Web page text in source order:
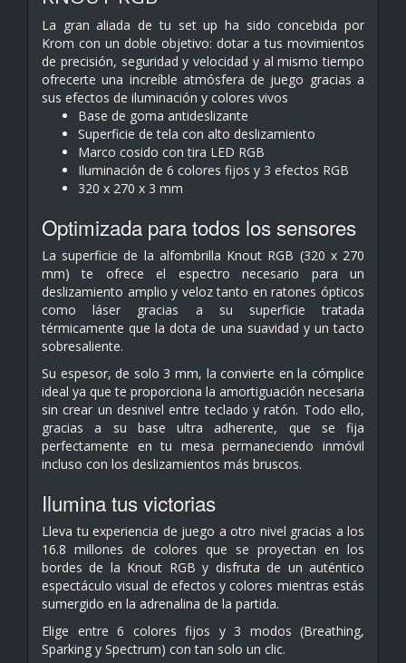
La gran aliada de tu set up ha sido concebida por
Krom con un doble objetivo: dotar a tus movimientos
de precisión, seguridad y velocidad y al mismo tiempo
ofrecerte una increíble atmósfera de juego gracias a
sus efectos de iluminación y colores vivos
Base de goma antideslizante
Superficie de tela con alto deslizamiento
Marco cosido con tira LED RGB
Iluminación de 6 colores fijos y 3 efectos RGB
320 x 270 x 3 mm
Optimizada para todos los sensores
La superficie de la alfombrilla Knout RGB (320 x 270
mm) te ofrece el espectro necesario para un
deslizamiento amplio y veloz tanto en ratones ópticos
como láser gracias a su superficie tratada
térmicamente que la dota de una suavidad y un tacto
sobresaliente.
Su espesor, de solo 3 mm, la convierte en la cómplice
ideal ya que te proporciona la amortiguación necesaria
sin crear un desnivel entre teclado y ratón. Todo ello,
gracias a su base ultra adherente, que se fija
perfectamente en tu mesa permaneciendo inmóvil
incluso con los deslizamientos más bruscos.
Ilumina tus victorias
Lleva tu experiencia de juego a otro nivel gracias a los
16.8 millones de colores que se proyectan en los
bordes de la Knout RGB y disfruta de un auténtico
espectáculo visual de efectos y colores mientras estás
sumergido en la adrenalina de la partida.
Elige entre 6 colores fijos y 3 modos (Breathing,
Sparking y Spectrum) con tan solo un clic.